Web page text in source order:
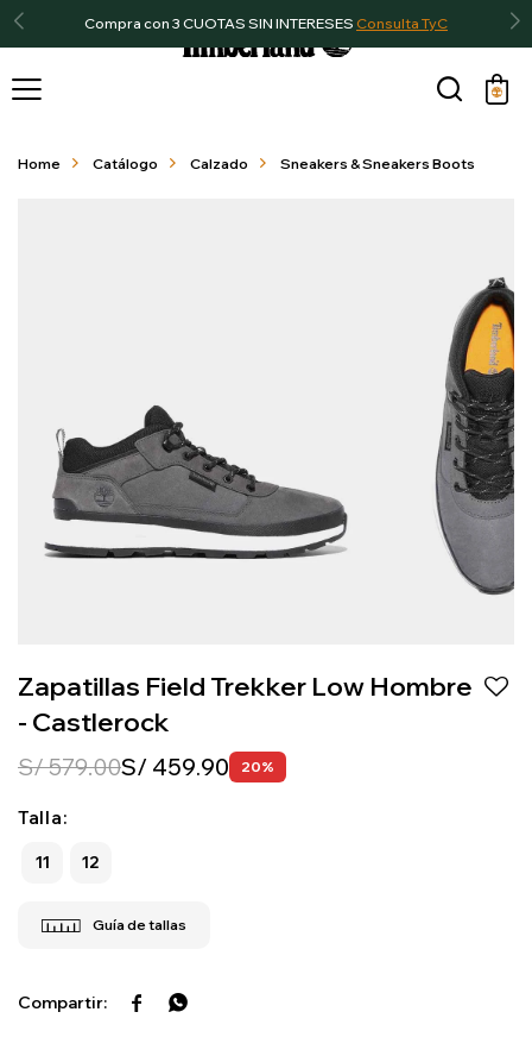
Compra con 3 CUOTAS SIN INTERESES Consulta TyC

Home Catálogo Calzado Sneakers & Sneakers Boots
Zapatillas Field Trekker Low Hombre
- Castlerock
S/ 459.90
S/579.00 20
Talla:
11 12
 